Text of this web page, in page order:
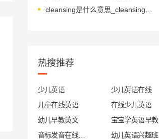
热搜推荐
少儿英语
少儿英语在线
儿童在线英语
在线少儿英语
幼儿早教英文
宝宝学英语早教
幼儿英语兴趣班